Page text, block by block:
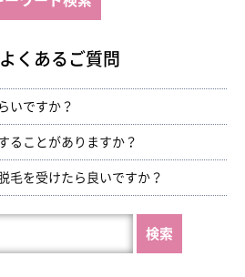
よくあるご質問
いですか？
ることがありますか？
毛を受けたら良いですか？